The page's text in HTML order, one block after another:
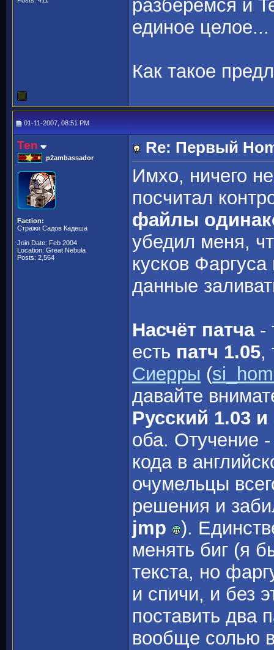
разберёмся и
единое целое...
Как такое
01-11-2007, 08:51 PM
Ten
p2ambassador
Faction:
Стражи Садов Кадеша
Join Date: Feb 2004
Location: Great Nebula
Posts: 2,564
Re: Первый
Имхо, ничего
посчитал
файлы
убедил меня,
кусков
данные
Насчёт патча-
есть патч 1.05,
Сиерры (
давайте
Русский 1.03
оба. Отучение
кода в
очумельцы
решения и
jmp
).
менять биг (я
текста, но
и спичи, и без
поставить два
вообще солью